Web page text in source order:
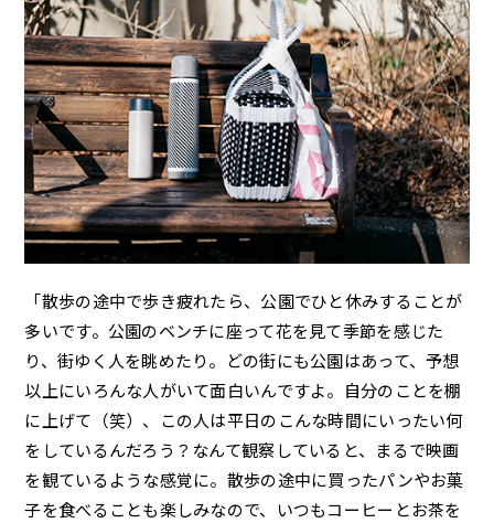
「散歩の途中で歩き疲れたら、公園でひと休みすることが
多いです。公園のベンチに座って花を見て季節を感じた
り、街ゆく人を眺めたり。どの街にも公園はあって、予想
以上にいろんな人がいて面白いんですよ。自分のことを棚
に上げて（笑）、この人は平日のこんな時間にいったい何
をしているんだろう？なんて観察していると、まるで映画
を観ているような感覚に。散歩の途中に買ったパンやお菓
子を食べることも楽しみなので、いつもコーヒーとお茶を